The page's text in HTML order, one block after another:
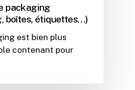
packaging
boîtes, étiquettes…)
est bien plus
contenant pour